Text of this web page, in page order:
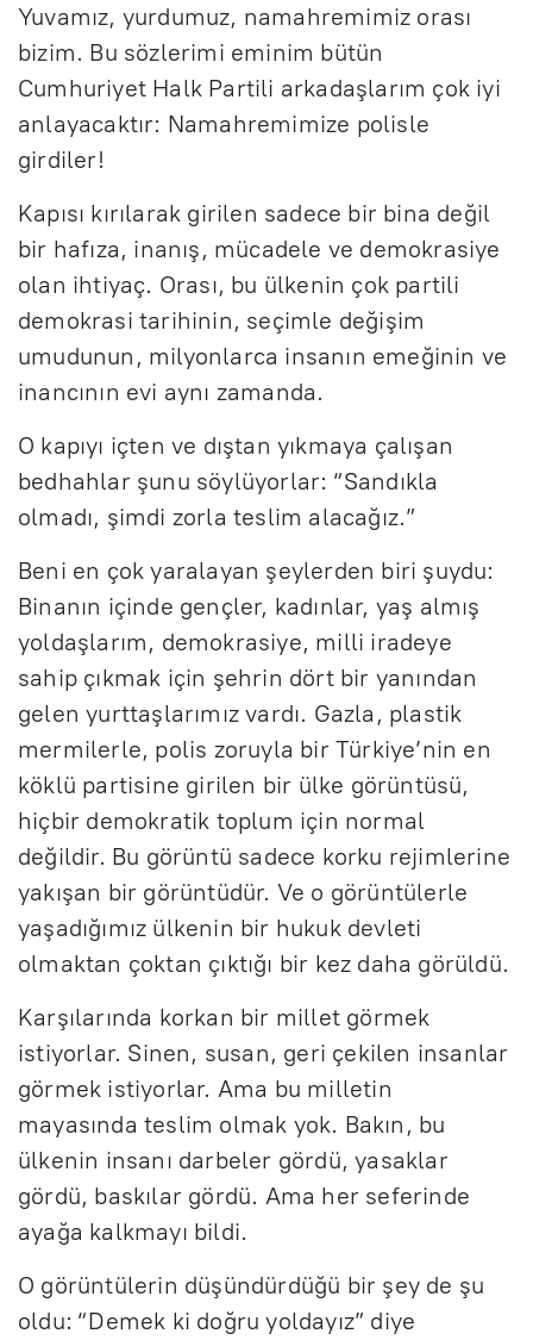
Yuvamız, yurdumuz, namahremimiz orası
bizim. Bu sözlerimi eminim bütün
Cumhuriyet Halk Partili arkadaşlarım çok iyi
anlayacaktır: Namahremimize polisle
girdiler!
Kapısı kırılarak girilen sadece bir bina değil
bir hafıza, inanış, mücadele ve demokrasiye
olan ihtiyaç. Orası, bu ülkenin çok partili
demokrasi tarihinin, seçimle değişim
umudunun, milyonlarca insanın emeğinin ve
inancının evi aynı zamanda.
O kapıyı içten ve dıştan yıkmaya çalışan
bedhahlar şunu söylüyorlar: “Sandıkla
olmadı, şimdi zorla teslim alacağız.”
Beni en çok yaralayan şeylerden biri şuydu:
Binanın içinde gençler, kadınlar, yaş almış
yoldaşlarım, demokrasiye, milli iradeye
sahip çıkmak için şehrin dört bir yanından
gelen yurttaşlarımız vardı. Gazla, plastik
mermilerle, polis zoruyla bir Türkiye’nin en
köklü partisine girilen bir ülke görüntüsü,
hiçbir demokratik toplum için normal
değildir. Bu görüntü sadece korku rejimlerine
yakışan bir görüntüdür. Ve o görüntülerle
yaşadığımız ülkenin bir hukuk devleti
olmaktan çoktan çıktığı bir kez daha görüldü.
Karşılarında korkan bir millet görmek
istiyorlar. Sinen, susan, geri çekilen insanlar
görmek istiyorlar. Ama bu milletin
mayasında teslim olmak yok. Bakın, bu
ülkenin insanı darbeler gördü, yasaklar
gördü, baskılar gördü. Ama her seferinde
ayağa kalkmayı bildi.
O görüntülerin düşündürdüğü bir şey de şu
oldu: “Demek ki doğru yoldayız” diye